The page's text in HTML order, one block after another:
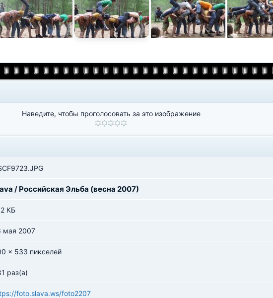
Наведите, чтобы проголосовать за это изображение
/ Российская Эльба (весна 2007)
КБ
мая 2007
x 533 пикселей
раз(а)
foto.slava.ws/foto2207